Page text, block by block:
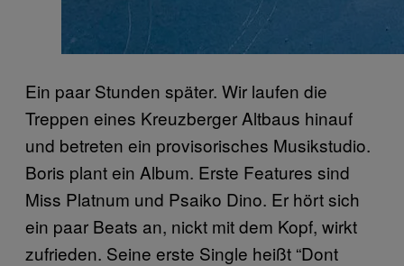
Ein paar Stunden später. Wir laufen die
Treppen eines Kreuzberger Altbaus hinauf
und betreten ein provisorisches Musikstudio.
Boris plant ein Album. Erste Features sind
Miss Platnum und Psaiko Dino. Er hört sich
ein paar Beats an, nickt mit dem Kopf, wirkt
zufrieden. Seine erste Single heißt “Dont